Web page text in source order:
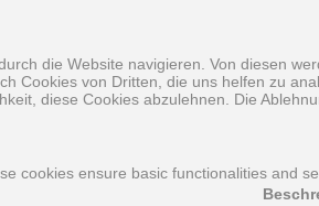
die Website navigieren. Von diesen
Cookies von Dritten, die uns helfen zu
diese Cookies abzulehnen. Die
cookies ensure basic functionalities and